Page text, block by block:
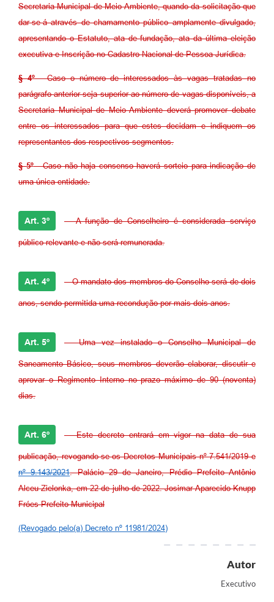
Secretaria Municipal de Meio Ambiente, quando da solicitação que
dar-se-á através de chamamento público amplamente divulgado,
apresentando o Estatuto, ata de fundação, ata da última eleição
executiva e Inscrição no Cadastro Nacional de Pessoa Jurídica.
§ 4º- Caso o número de interessados às vagas tratadas no
parágrafo anterior seja superior ao número de vagas disponíveis, a
Secretaria Municipal de Meio Ambiente deverá promover debate
entre os interessados para que estes decidam e indiquem os
representantes dos respectivos segmentos.
§ 5º- Caso não haja consenso haverá sorteio para indicação de
uma única entidade.
Art. 3º - A função de Conselheiro é considerada serviço
público relevante e não será remunerada.
Art. 4º - O mandato dos membros do Conselho será de dois
anos, sendo permitida uma recondução por mais dois anos.
Art. 5º - Uma vez instalado o Conselho Municipal de
Saneamento Básico, seus membros deverão elaborar, discutir e
aprovar o Regimento Interno no prazo máximo de 90 (noventa)
dias.
Art. 6º - Este decreto entrará em vigor na data de sua
publicação, revogando-se os Decretos Municipais nº 7.541/2019 e
nº 9.143/2021. Palácio 29 de Janeiro, Prédio Prefeito Antônio
Alceu Zielonka, em 22 de julho de 2022. Josimar Aparecido Knupp
Fróes Prefeito Municipal
(Revogado pelo(a) Decreto nº 11981/2024)
Autor
Executivo